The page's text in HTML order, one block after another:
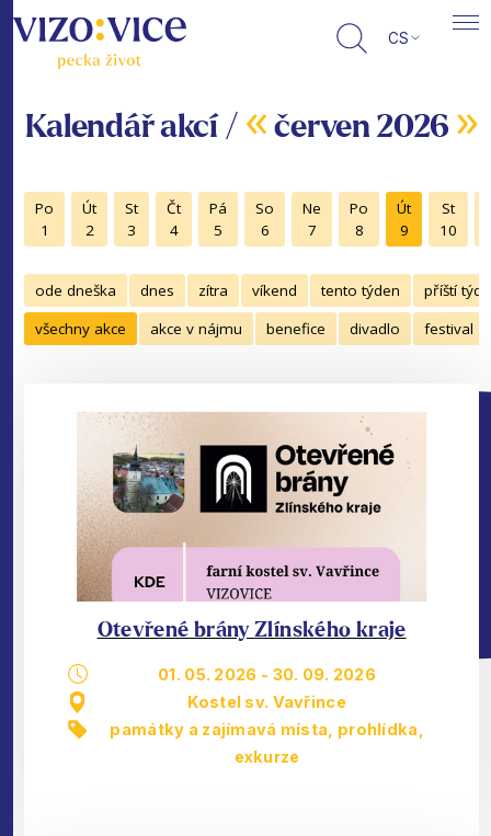
CS
Kalendář akcí / « červen 2026 »
Po
1
Út
2
St
3
Čt
4
Pá
5
So
6
Ne
7
Po
8
Út
9
St
10
ode dneška dnes zítra víkend tento týden
příští
všechny akce
akce v nájmu benefice divadlo festival
Otevřené brány Zlínského kraje
01. 05. 2026 - 30. 09. 2026
Kostel sv. Vavřince
památky a zajímavá místa
prohlídka,
exkurze